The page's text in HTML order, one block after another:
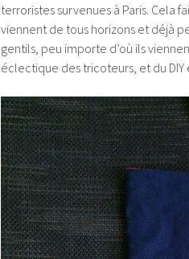
terroristes survenues à Paris. Cela
viennent de tous horizons et déjà
gentils, peu importe d’où ils
éclectique des tricoteurs, et du